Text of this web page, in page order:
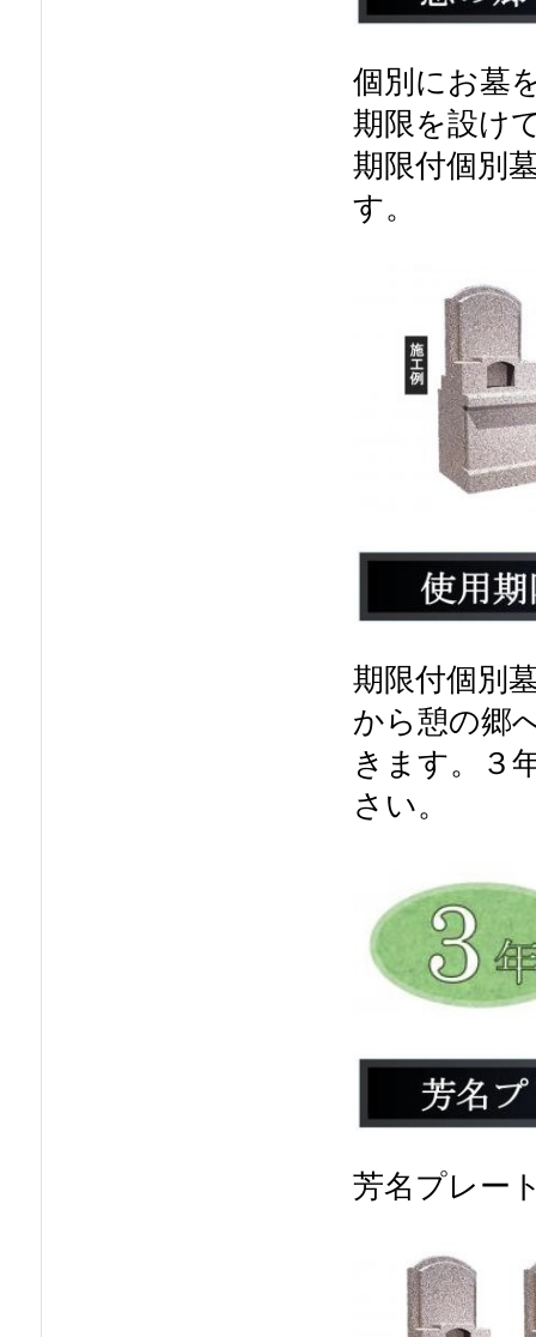
個別にお墓
期限を設け
期限付個別
す。
期限付個別
から憩の郷
きます。３
さい。
芳名プレー